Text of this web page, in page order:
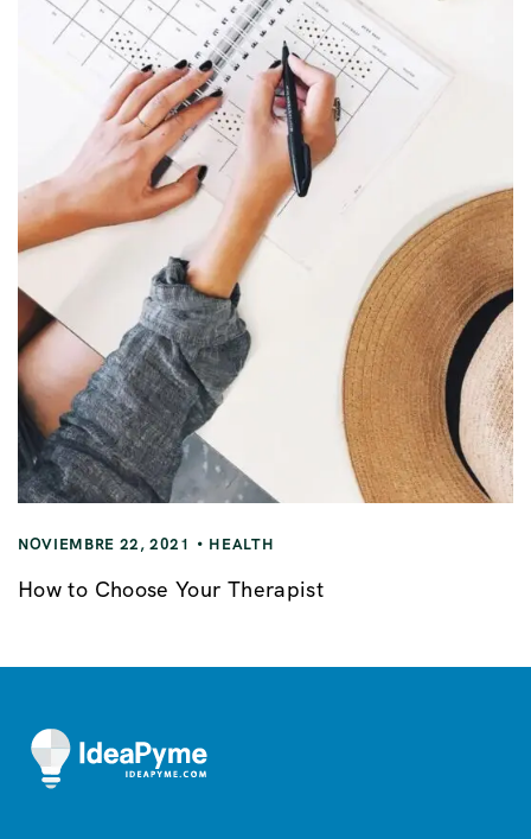
NOVIEMBRE 22, 2021 HEALTH
How to Choose Your Therapist